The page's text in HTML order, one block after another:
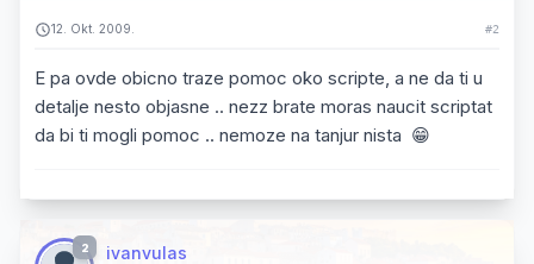
12. Okt. 2009. #2
E pa ovde obicno traze pomoc oko scripte, a ne da ti u
detalje nesto objasne .. nezz brate moras naucit scriptat
da bi ti mogli pomoc .. nemoze na tanjur nista 😁
2 ivanvulas